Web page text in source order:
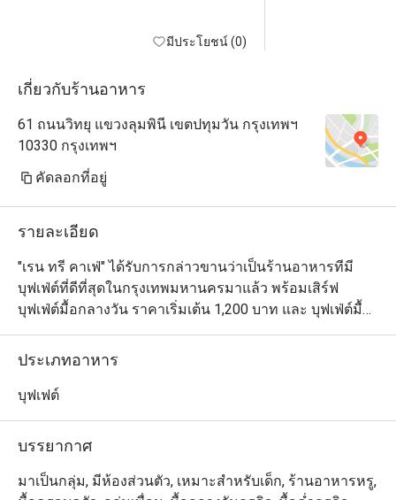
มีประโยชน์ (0)
sweets plus
station, salad
Thai spicy salad,
creams.
Thursday night.
displayed in the
Customers
station. Foie
highlight menus
addition, 2 kinds
เกี่ยวกับร้านอาหาร
61 ถนนวิทยุ แขวงลุมพินี เขตปทุมวัน กรุงเทพฯ
10330 กรุงเทพฯ
คัดลอกที่อยู่
รายละเอียด
"เรน ทรี คาเฟ่" ได้รับการกล่าวขานว่าเป็นร้านอาหารทีมี
บุฟเฟ่ต์ที่ดีที่สุดในกรุงเทพมหานครมาแล้ว พร้อมเสิร์ฟ
บุฟเฟ่ต์มื้อกลางวัน ราคาเริ่มเต้น 1,200 บาท และ บุฟเฟ่ต์มื้อ
ค่ำ 1,600 บาท และการกลับมาในครั้งนี้ จะสร้างความ
ประทับใจยิ่งกว่าเดิม
นอกเหนือจากความสวยงาม บรรยากาศดีๆ เรายังเพิ่มสเตชั่
ไปนานด้วยความตั้งใจที่จะสร้างปรากฏการณ์ของอาหาร
ประเภทอาหาร
บุฟเฟต์
บรรยากาศ
มาเป็นกลุ่ม, มีห้องส่วนตัว, เหมาะสำหรับเด็ก, ร้านอาหารหรู,